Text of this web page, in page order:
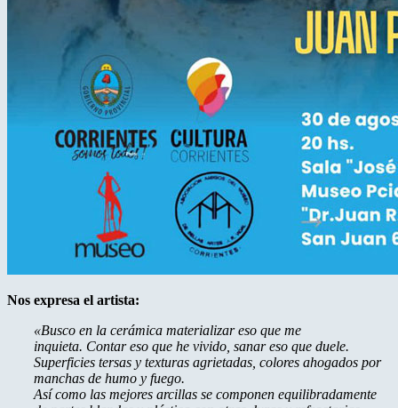
Nos expresa el artista:
«Busco en la cerámica materializar eso que me
inquieta. Contar eso que he vivido, sanar eso que duele.
Superficies tersas y texturas agrietadas, colores ahogados por
manchas de humo y fuego.
Así como las mejores arcillas se componen equilibradamente